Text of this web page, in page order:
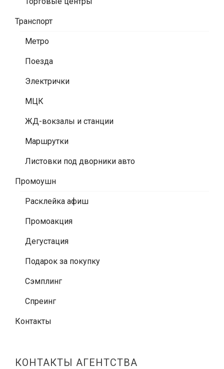
Транспорт
Метро
Поезда
Электрички
МЦК
ЖД-вокзалы и станции
Маршрутки
Листовки под дворники авто
Промоушн
Расклейка афиш
Промоакция
Дегустация
Подарок за покупку
Сэмплинг
Спреинг
Контакты
КОНТАКТЫ АГЕНТСТВА